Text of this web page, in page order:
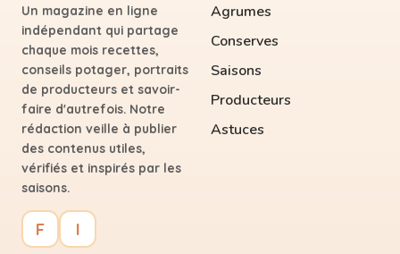
Un magazine en ligne
indépendant qui partage
chaque mois recettes,
conseils potager, portraits
de producteurs et savoir-
faire d'autrefois. Notre
rédaction veille à publier
des contenus utiles,
vérifiés et inspirés par les
saisons.
F I
Agrumes
Conserves
Saisons
Producteurs
Astuces